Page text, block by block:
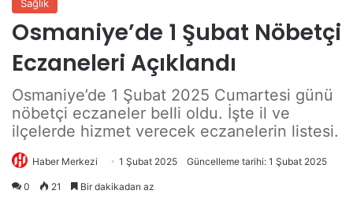
Sağlık
Osmaniye’de 1 Şubat Nöbetçi
Eczaneleri Açıklandı
Osmaniye’de 1 Şubat 2025 Cumartesi günü
nöbetçi eczaneler belli oldu. İşte il ve
ilçelerde hizmet verecek eczanelerin listesi.
Haber Merkezi 1 Şubat 2025 Güncelleme tarihi: 1 Şubat 2025
0 21 Bir dakikadan az